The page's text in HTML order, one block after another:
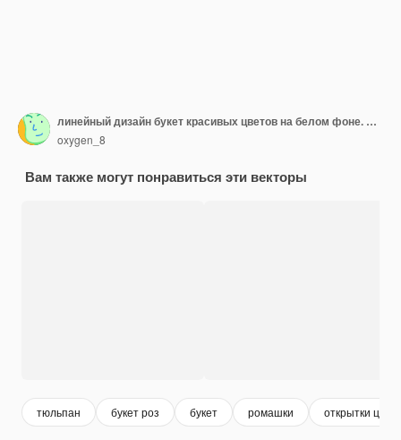
линейный дизайн букет красивых цветов на белом фоне. Приветствие теги с типографикой и красочным значком.
oxygen_8
Вам также могут понравиться эти векторы
тюльпан букет роз букет ромашки открытки